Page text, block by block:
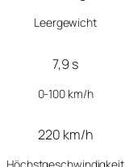
Leergewicht
7,9 s
0-100 km/h
220 km/h